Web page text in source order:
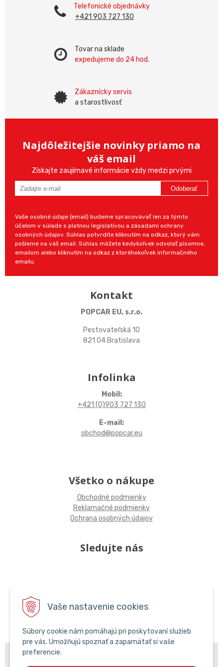
Vaše nastavenie cookies
Súbory cookie nám pomáhajú pri poskytovaní služieb
pre vás. Umožňujú spoznať a zapamätať si vaše
preferencie.
Telefonické objednávky
+421 903 727 130
Tovar na sklade
expedujeme do 24 hod.
Zákaznícky servis
a starostlivosť
Najdôležitejšie novinky priamo na
váš email
Získajte zaujímavé informácie vždy medzi prvými
Odoberať
Vaše osobné údaje (email) budeme spracovávať len za týmto
účelom v súlade s platnou legislatívou a zásadami ochrany
osobných údajov. Súhlas potvrdíte kliknutím na odkaz, ktorý vám
pošleme na váš email. Súhlas môžete kedykoľvek odvolať písomne,
emailom alebo kliknutím na odkaz z ktoréhokoľvek informačného
emailu.
Kontakt
POPCAR EU, s.r.o.
Pestovateľská 10
821 04 Bratislava
Infolinka
Mobil:
+421 (0)903 727 130
E-mail:
obchod@popcar.eu
Všetko o nákupe
Obchodné podmienky
Reklamačné podmienky
Ochrana osobných údajov
Sledujte nás
© 2026 POPCAR EU •